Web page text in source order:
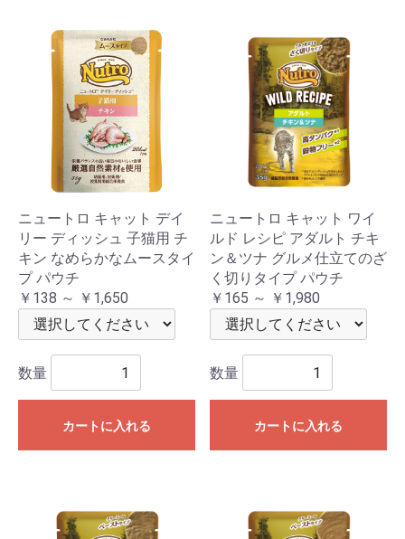
ニュートロ キャット デイ
リー ディッシュ 子猫用 チ
キン なめらかなムースタイ
プ パウチ
￥138 ～ ￥1,650
数量
カートに入れる
ニュートロ キャット ワイ
ルド レシピ アダルト チキ
ン＆ツナ グルメ仕立てのざ
く切りタイプ パウチ
￥165 ～ ￥1,980
数量
カートに入れる